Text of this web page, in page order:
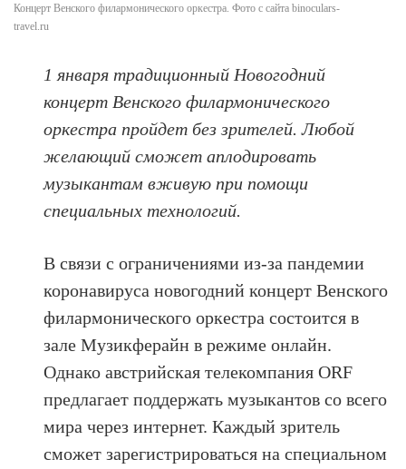
Концерт Венского филармонического оркестра. Фото с сайта binoculars-
travel.ru
1 января традиционный Новогодний
концерт Венского филармонического
оркестра пройдет без зрителей. Любой
желающий сможет аплодировать
музыкантам вживую при помощи
специальных технологий.
В связи с ограничениями из-за пандемии
коронавируса новогодний концерт Венского
филармонического оркестра состоится в
зале Музикферайн в режиме онлайн.
Однако австрийская телекомпания ORF
предлагает поддержать музыкантов со всего
мира через интернет. Каждый зритель
сможет зарегистрироваться на специальном